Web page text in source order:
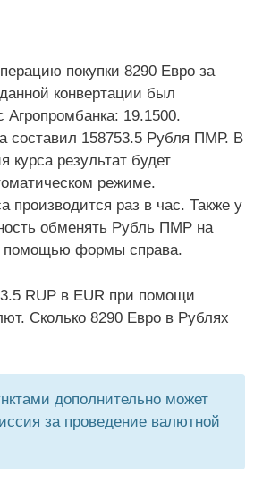
покупки 8290 Евро за
конвертации был
Агропромбанка: 19.1500.
составил 158753.5 Рубля ПМР. В
курса результат будет
режиме.
производится раз в час. Также у
обменять Рубль ПМР на
помощью формы справа.
RUP в EUR при помощи
Сколько 8290 Евро в Рублях
дополнительно может
за проведение валютной